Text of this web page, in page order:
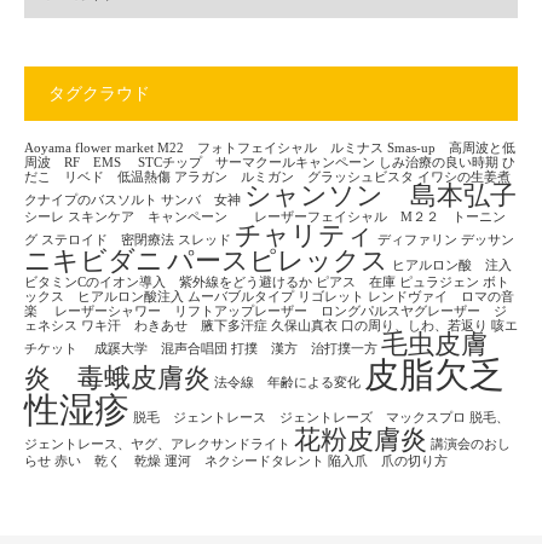
タグクラウド
Aoyama flower market M22 フォトフェイシャル ルミナス Smas-up 高周波と低
周波 RF EMS
STCチップ サーマクールキャンペーン しみ治療の良い時期 ひ
だこ リベド 低温熱傷 アラガン ルミガン グラッシュビスタ イワシの生姜煮
クナイプのバスソルト サンバ 女神 シャンソン 島本弘子
シーレ スキンケア キャンペーン レーザーフェイシャル M２２ トーニン
グ ステロイド 密閉療法 スレッド チャリティ ディファリン デッサン
ニキビダニ パースピレックス
ヒアルロン酸 注入
ビタミンCのイオン導入 紫外線をどう避けるか ピアス 在庫 ピュラジェン ボト
ックス ヒアルロン酸注入
ムーバブルタイプ リゴレット レンドヴァイ ロマの音
楽
レーザーシャワー リフトアップレーザー ロングパルスヤグレーザー ジ
ェネシス ワキ汗 わきあせ 腋下多汗症 久保山真衣 口の周り、しわ、若返り 咳エ
チケット
成蹊大学 混声合唱団 打撲 漢方 治打撲一方 毛虫皮膚
炎 毒蛾皮膚炎 法令線 年齢による変化
皮脂欠乏
性湿疹 脱毛 ジェントレース ジェントレーズ マックスプロ
脱毛、
ジェントレース、ヤグ、アレクサンドライト 花粉皮膚炎 講演会のおし
らせ 赤い 乾く 乾燥 運河 ネクシードタレント 陥入爪 爪の切り方